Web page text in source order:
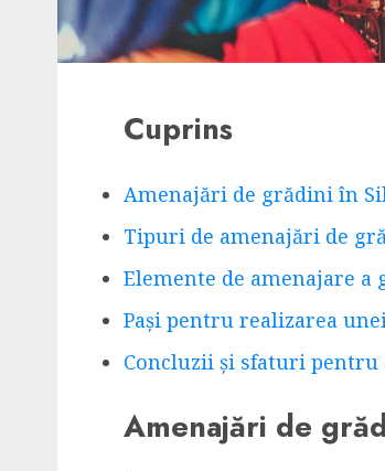
Cuprins
Amenajări de grădini în
Tipuri de amenajări de
Elemente de amenajare
Pași pentru realizarea
Concluzii și sfaturi
Amenajări de